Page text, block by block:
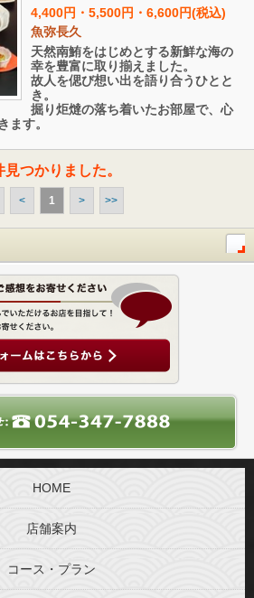
4,400円・5,500円・6,600円(税込)
魚弥長久
天然南鮪をはじめとする新鮮な海の
幸を豊富に取り揃えました。
故人を偲び想い出を語り合うひとと
き。
掘り炬燵の落ち着いたお部屋で、心
ます。
見つかりました。
< 1 > >>
HOME
店舗案内
コース・プラン